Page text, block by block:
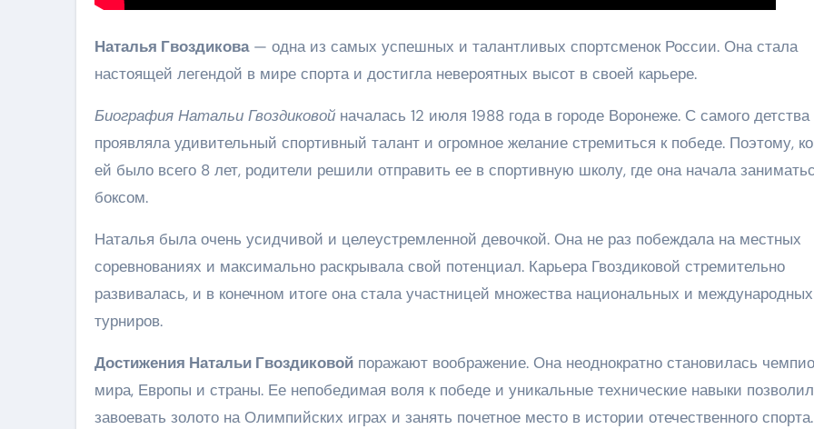
Наталья Гвоздикова— одна из самых успешных и талантливых спортсменок России. Она стала
настоящей легендой в мире спорта и достигла невероятных высот в своей карьере.
Биография Натальи Гвоздиковой началась 12 июля 1988 года в городе Воронеже. С самого детства
проявляла удивительный спортивный талант и огромное желание стремиться к победе. Поэтому,
ей было всего 8 лет, родители решили отправить ее в спортивную школу, где она начала
боксом.
Наталья была очень усидчивой и целеустремленной девочкой. Она не раз побеждала на местных
соревнованиях и максимально раскрывала свой потенциал. Карьера Гвоздиковой стремительно
развивалась, и в конечном итоге она стала участницей множества национальных и международных
турниров.
Достижения Натальи Гвоздиковой поражают воображение. Она неоднократно становилась
мира, Европы и страны. Ее непобедимая воля к победе и уникальные технические навыки
завоевать золото на Олимпийских играх и занять почетное место в истории отечественного спорта.